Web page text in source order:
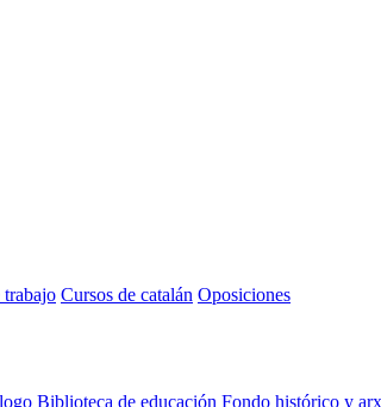
trabajo Cursos de catalán Oposiciones
Biblioteca de educación Fondo histórico y